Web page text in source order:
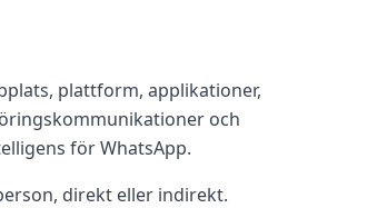
plattform, applikationer,
och
för WhatsApp.
direkt eller indirekt.